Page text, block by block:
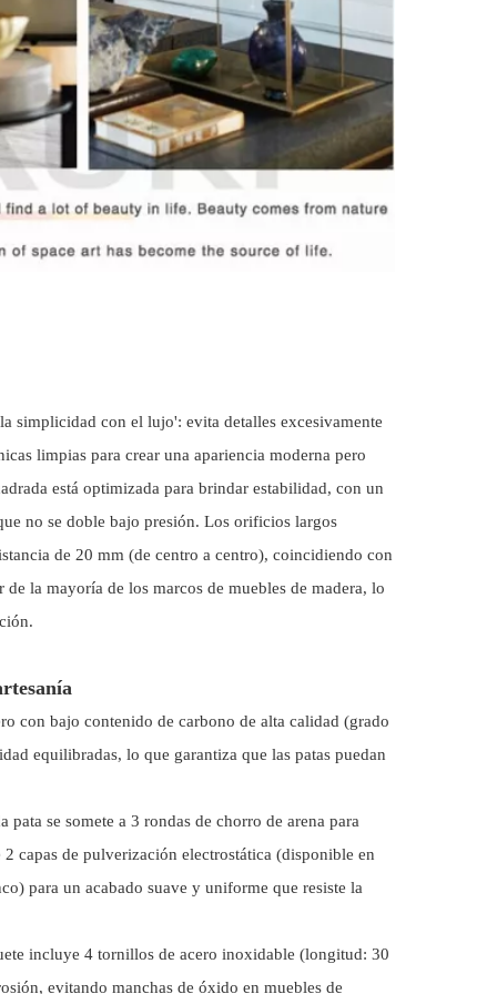
simplicidad con el lujo': evita detalles excesivamente
limpias para crear una apariencia moderna pero
está optimizada para brindar estabilidad, con un
no se doble bajo presión. Los orificios largos
de 20 mm (de centro a centro), coincidiendo con
de la mayoría de los marcos de muebles de madera, lo
con bajo contenido de carbono de alta calidad (grado
equilibradas, lo que garantiza que las patas puedan
pata se somete a 3 rondas de chorro de arena para
capas de pulverización electrostática (disponible en
para un acabado suave y uniforme que resiste la
incluye 4 tornillos de acero inoxidable (longitud: 30
evitando manchas de óxido en muebles de